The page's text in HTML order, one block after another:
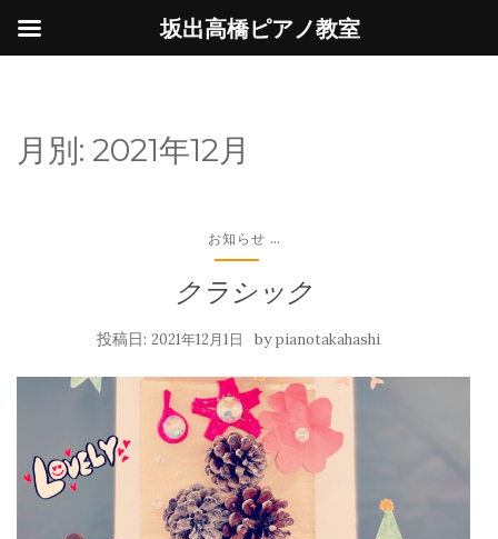
月別: 2021年12月
お知らせ ...
クラシック
投稿日: 2021年12月1日 bypianotakahashi
坂出高橋ピアノ教室